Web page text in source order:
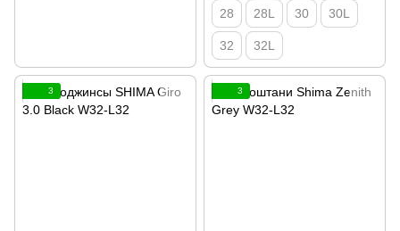
28 28L 30 30L
32 32L
3 3